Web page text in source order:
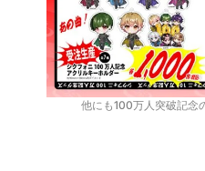
他にも100万人突破記念